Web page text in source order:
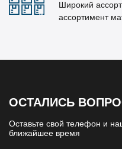
Широкий
ассортимент
ОСТАЛИСЬ
Оставьте свой телефон и
ближайшее время